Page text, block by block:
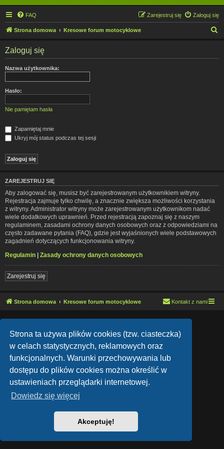
Strona ta używa plików cookies (tzw. ciasteczka)
w celach statystycznych, reklamowych oraz
funkcjonalnych. Warunki przechowywania lub
dostępu do plików cookies można określić w
ustawieniach przeglądarki internetowej.
Dowiedz się więcej
Akceptuję!
FAQ Zaloguj się
Zarejestruj się
Strona domowa Kresowe forum motocyklowe
Zaloguj się
Nazwa użytkownika:
Hasło:
Nie pamiętam hasła
Zapamiętaj mnie
Ukryj mój status podczas tej sesji
ZAREJESTRUJ SIĘ
Aby zalogować się, musisz być zarejestrowanym użytkownikiem witryny.
Rejestracja zajmuje tylko chwilę, a znacznie zwiększa możliwości korzystania
z witryny. Administrator witryny może zarejestrowanym użytkownikom nadać
wiele dodatkowych uprawnień. Przed rejestracją zapoznaj się z naszym
regulaminem, zasadami ochrony danych osobowych oraz z odpowiedziami na
często zadawane pytania (FAQ), gdzie jest wyjaśnionych wiele podstawowych
zagadnień dotyczących funkcjonowania witryny.
Regulamin | Zasady ochrony danych osobowych
Zarejestruj się
Strona domowa Kresowe forum motocyklowe Kontakt z nami
Style Version: 1.1.9
Polski pakiet językowy dostarczaphpBB.pl
Zasady ochrony danych osobowych|Regulamin